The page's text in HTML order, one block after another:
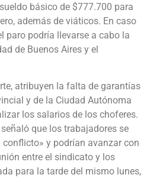
básico de $777.700 para
además de viáticos. En caso
paro podría llevarse a cabo la
de Buenos Aires y el
atribuyen la falta de garantías
y de la Ciudad Autónoma
los salarios de los choferes.
que los trabajadores se
y podrían avanzar con
entre el sindicato y los
para la tarde del mismo lunes,